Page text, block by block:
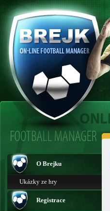
O Brejku
Ukázky ze hry
Registrace